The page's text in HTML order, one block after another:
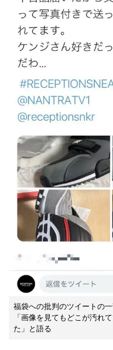
福袋への批判のツイートの
「画像を見てもどこが汚れ
た」と語る